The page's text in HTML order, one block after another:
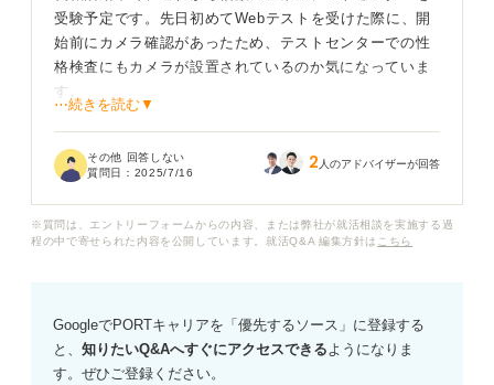
受験予定です。先日初めてWebテストを受けた際に、開
始前にカメラ確認があったため、テストセンターでの性
格検査にもカメラが設置されているのか気になっていま
す。
目的で利用されているのか知っておきたいです。特に、
⋯続きを読む▼
その他 回答しない
質問日： 2025/7/16 2 人のアドバイザーが回答
※質問は、エントリーフォームからの内容、または弊社が就活相談を実施する過
程の中で寄せられた内容を公開しています。就活Q&A 編集方針は こちら
GoogleでPORTキャリアを「優先するソース」に登録する
と、 知りたいQ&Aへすぐにアクセスできるようになりま
す。ぜひご登録ください。